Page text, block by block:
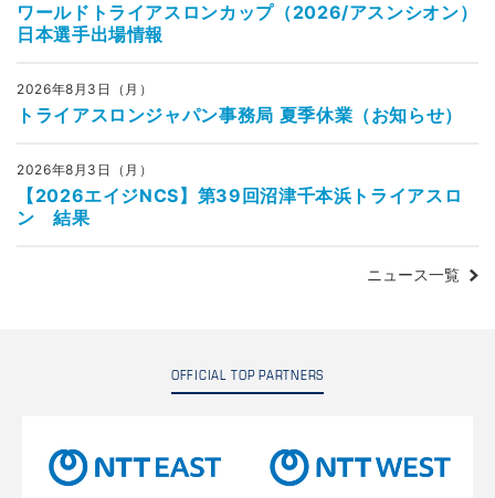
ワールドトライアスロンカップ（2026/アスンシオン）
日本選手出場情報
2026年8月3日（月）
トライアスロンジャパン事務局 夏季休業（お知らせ）
2026年8月3日（月）
【2026エイジNCS】第39回沼津千本浜トライアスロ
ン 結果
ニュース一覧
OFFICIAL TOP PARTNERS